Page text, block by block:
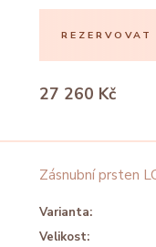
REZERVOVAT
27 260 Kč
Zásnubní prsten
Varianta:
Velikost: